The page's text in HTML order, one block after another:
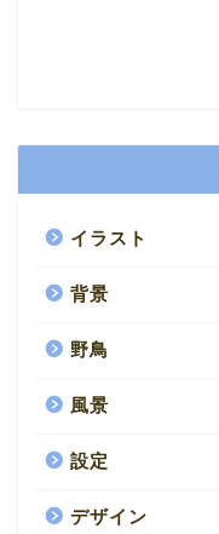
イラスト
背景
野鳥
風景
設定
デザイン